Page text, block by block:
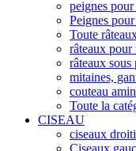
peignes
Peignes
Toute
râteaux pour
râteaux sous
mitaines,
couteau
Toute la
CISEAU
ciseaux
Ciseaux